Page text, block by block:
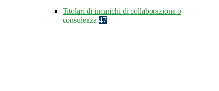
Titolari di incarichi di collaborazione o
consulenza 47